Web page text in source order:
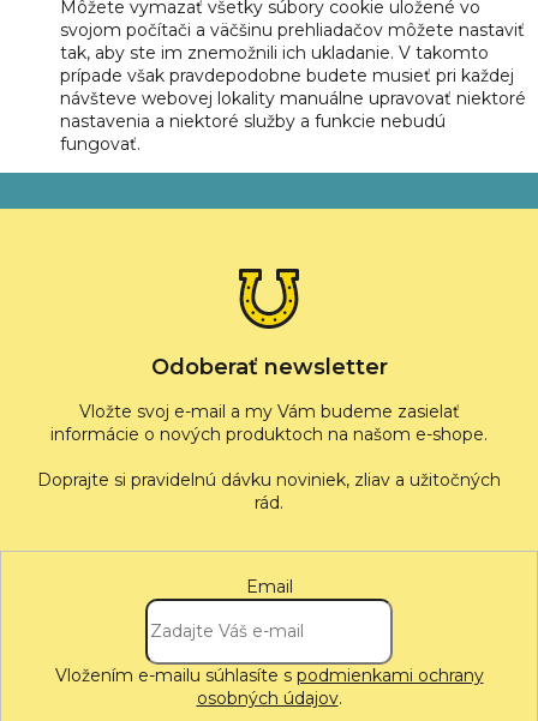
Môžete vymazať všetky súbory cookie uložené vo
svojom počítači a väčšinu prehliadačov môžete nastaviť
tak, aby ste im znemožnili ich ukladanie. V takomto
prípade však pravdepodobne budete musieť pri každej
návšteve webovej lokality manuálne upravovať niektoré
nastavenia a niektoré služby a funkcie nebudú
fungovať.
á
Odoberať newsletter
Vložte svoj e-mail a my Vám budeme zasielať
informácie o nových produktoch na našom e-shope.
Email
Vložením e-mailu súhlasíte s podmienkami ochrany
osobných údajov.